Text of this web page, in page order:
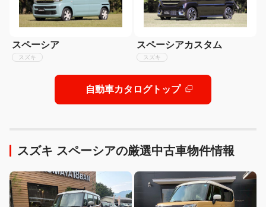
スペーシア
スズキ
スペーシアカスタム
スズキ
自動車カタログトップ
スズキ スペーシアの厳選中古車物件情報